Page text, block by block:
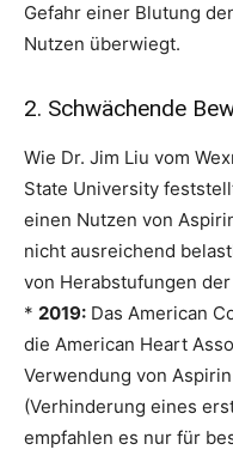
Gefahr einer Blutung
Nutzen überwiegt.
2. Schwächende
Wie Dr. Jim Liu vom
State University
einen Nutzen von
nicht ausreichend
von Herabstufungen
* 2019: Das American
die American Heart
Verwendung von
(Verhinderung eines
empfahlen es nur für